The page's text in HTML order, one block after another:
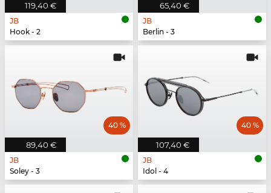
119,40 €
JB
Hook - 2
65,40 €
JB
Berlin - 3
89,40 €
40 %
JB
Soley - 3
107,40 €
40 %
JB
Idol - 4